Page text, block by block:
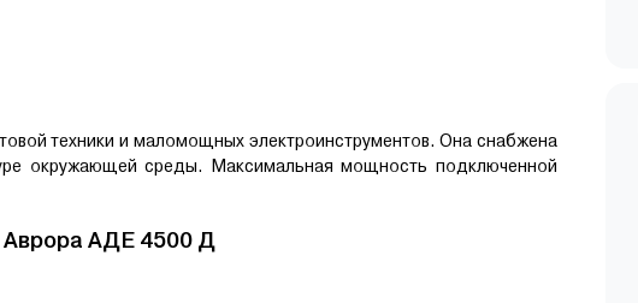
техники и маломощных электроинструментов. Она снабжена
окружающей среды. Максимальная мощность подключенной
AДE 4500 Д